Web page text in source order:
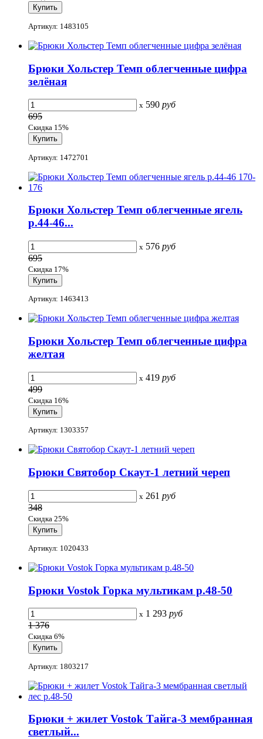
Артикул: 1483105
Брюки Хольстер Темп облегченные цифра
зелёная
x 590 руб
695
Скидка 15%
Артикул: 1472701
Брюки Хольстер Темп облегченные ягель
р.44-46...
x 576 руб
695
Скидка 17%
Артикул: 1463413
Брюки Хольстер Темп облегченные цифра
желтая
x 419 руб
499
Скидка 16%
Артикул: 1303357
Брюки Святобор Скаут-1 летний череп
x 261 руб
348
Скидка 25%
Артикул: 1020433
Брюки Vostok Горка мультикам р.48-50
x 1 293 руб
1 376
Скидка 6%
Артикул: 1803217
Брюки + жилет Vostok Тайга-3 мембранная
светлый...